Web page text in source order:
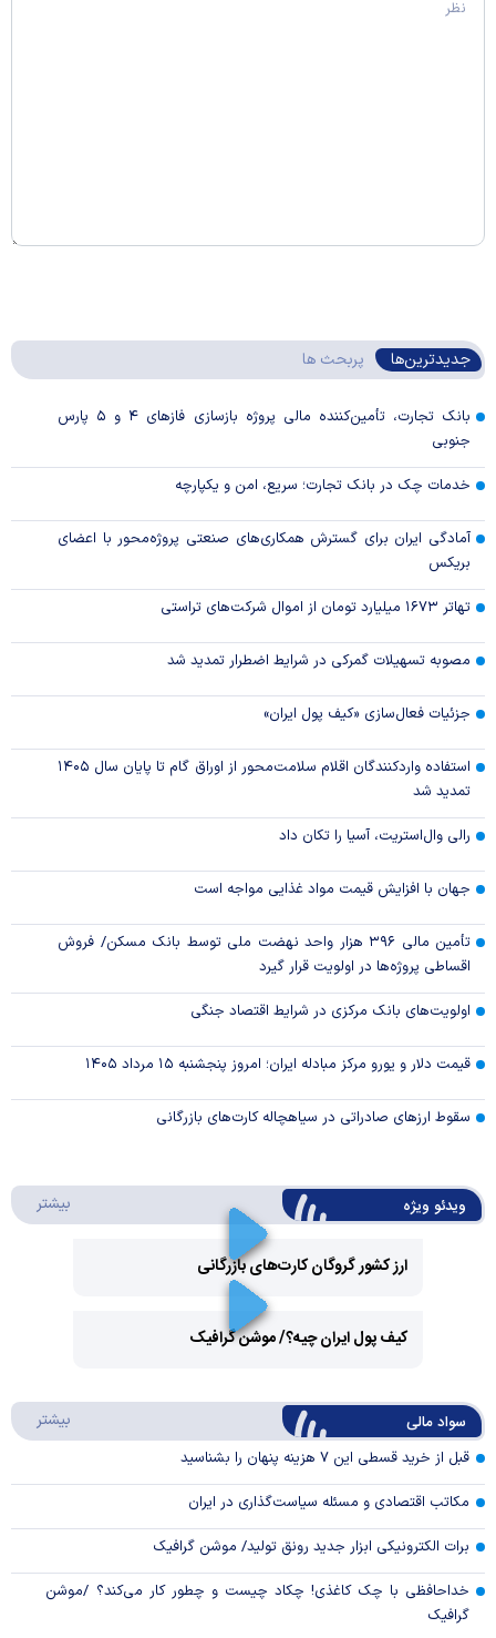
جدیدترین‌ها پربحث ها
بانک تجارت، تأمین‌کننده مالی پروژه بازسازی فاز‌های ۴ و ۵ پارس
جنوبی
خدمات چک در بانک تجارت؛ سریع، امن و یکپارچه
آمادگی ایران برای گسترش همکاری‌های صنعتی پروژه‌محور با اعضای
بریکس
تهاتر ۱۶۷۳ میلیارد تومان از اموال شرکت‌های تراستی
مصوبه تسهیلات گمرکی در شرایط اضطرار تمدید شد
جزئیات فعال‌سازی «کیف پول ایران»
استفاده واردکنندگان اقلام سلامت‌محور از اوراق گام تا پایان سال ۱۴۰۵
تمدید شد
رالی وال‌استریت، آسیا را تکان داد
جهان با افزایش قیمت مواد غذایی مواجه است
تأمین مالی ۳۹۶ هزار واحد نهضت ملی توسط بانک مسکن/ فروش
اقساطی پروژه‌ها در اولویت قرار گیرد
اولویت‌های بانک مرکزی در شرایط اقتصاد جنگی
قیمت دلار و یورو مرکز مبادله ایران؛ امروز پنجشنبه ۱۵ مرداد ۱۴۰۵
سقوط ارزهای صادراتی در سیاهچاله کارت‌های بازرگانی
ویدئو ویژه بیشتر
ارز کشور گروگان کارت‌های بازرگانی
Video
کیف پول ایران چیه؟/ موشن گرافیک
سواد مالی بیشتر
قبل از خرید قسطی این ۷ هزینه پنهان را بشناسید
مکاتب اقتصادی و مسئله سیاست‌گذاری در ایران
برات الکترونیکی ابزار جدید رونق تولید/ موشن گرافیک
خداحافظی با چک کاغذی! چکاد چیست و چطور کار می‌کند؟ /موشن
گرافیک